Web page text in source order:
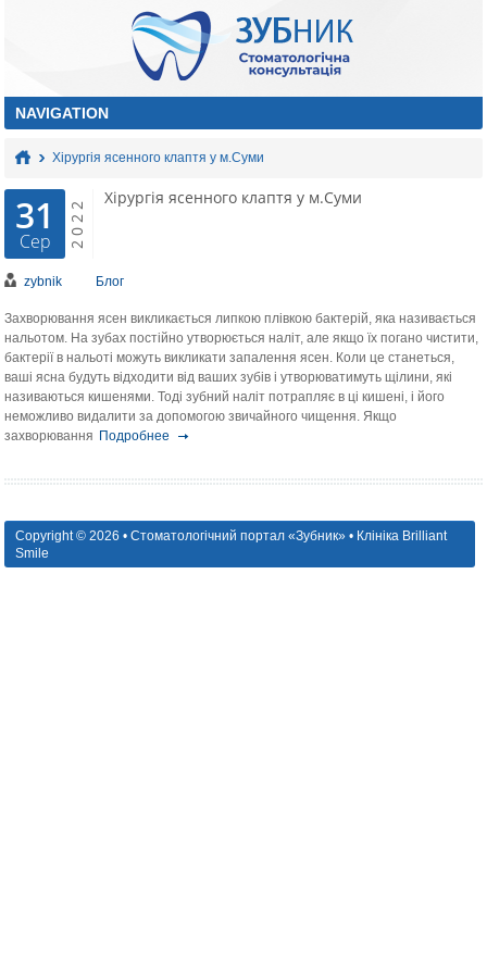
Хірургія ясенного клаптя у м.Суми
31
Сер 2022 Хірургія ясенного клаптя у м.Суми
zybnik Блог
Захворювання ясен викликається липкою плівкою бактерій, яка називається
нальотом. На зубах постійно утворюється наліт, але якщо їх погано чистити,
бактерії в нальоті можуть викликати запалення ясен. Коли це станеться,
ваші ясна будуть відходити від ваших зубів і утворюватимуть щілини, які
називаються кишенями. Тоді зубний наліт потрапляє в ці кишені, і його
неможливо видалити за допомогою звичайного чищення. Якщо
захворювання Подробнее
Copyright © 2026 • Стоматологічний портал «Зубник» • Клініка Brilliant
Smile